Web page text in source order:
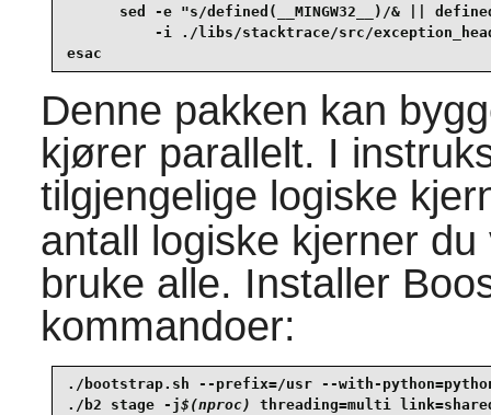
sed -e "s/defined(__MINGW32__)/& ||
-i ./libs/stacktrace/src/
esac
Denne pakken kan
kjører parallelt. I
tilgjengelige logiske
antall logiske kjerner
bruke alle. Installer
kommandoer:
./bootstrap.sh --prefix=/usr --with-
./b2 stage -j$(nproc) threading=multi